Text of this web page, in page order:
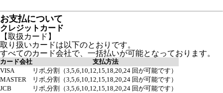
お支払について
クレジットカード
【取扱カード】
取り扱いカードは以下のとおりです。
すべてのカード会社で、一括払いが可能となっております。
カード会社
支払方法
VISA
リボ,分割（3,5,6,10,12,15,18,20,24 回が可能です）
MASTER
リボ,分割（3,5,6,10,12,15,18,20,24 回が可能です）
JCB
リボ,分割（3,5,6,10,12,15,18,20,24 回が可能です）